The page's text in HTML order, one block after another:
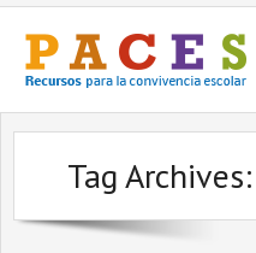
Inicio
¿Qué es PACES Recursos?
Por Temática
Tag Archives: